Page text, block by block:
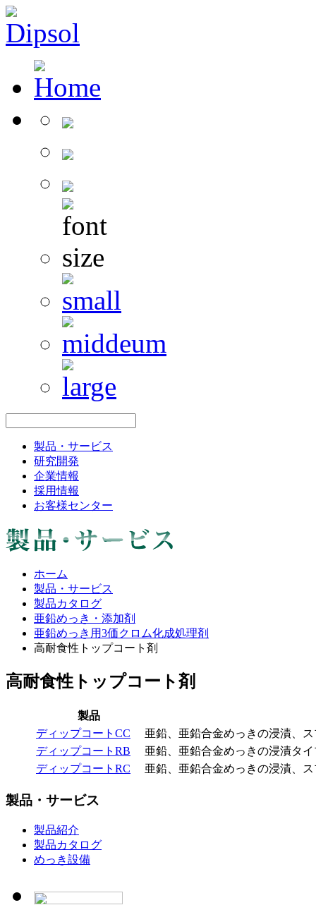
製品・サービス
研究開発
企業情報
採用情報
お客様センター
ホーム
製品・サービス
製品カタログ
亜鉛めっき・添加剤
亜鉛めっき用3価クロム化成処理剤
高耐食性トップコート剤
高耐食性トップコート剤
製品
ディップコートCC
亜鉛、亜鉛合金めっきの浸漬、
ディップコートRB
亜鉛、亜鉛合金めっきの浸漬タ
ディップコートRC
亜鉛、亜鉛合金めっきの浸漬、
製品・サービス
製品紹介
製品カタログ
めっき設備